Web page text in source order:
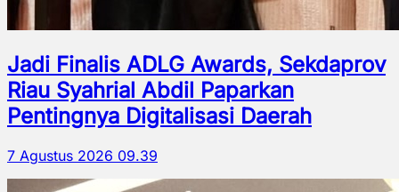
Jadi Finalis ADLG Awards, Sekdaprov
Riau Syahrial Abdil Paparkan
Pentingnya Digitalisasi Daerah
7 Agustus 2026 09.39